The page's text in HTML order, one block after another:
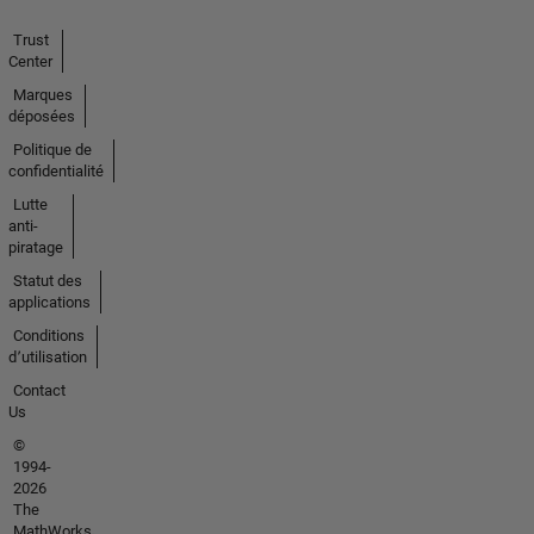
Trust
Center
Marques
déposées
Politique de
confidentialité
Lutte
anti-
piratage
Statut des
applications
Conditions
d՚utilisation
Contact
Us
©
1994-
2026
The